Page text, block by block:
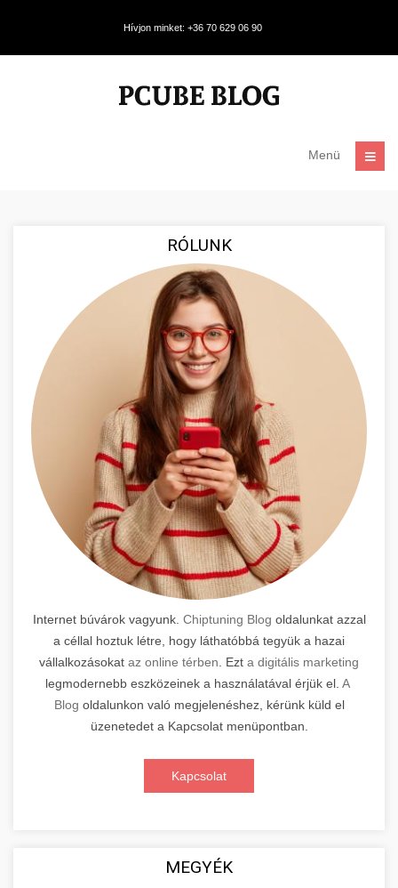
Hívjon minket: +36 70 629 06 90
Menü
RÓLUNK
Internet búvárok vagyunk. Chiptuning Blog oldalunkat azzal
a céllal hoztuk létre, hogy láthatóbbá tegyük a hazai
vállalkozásokat az online térben . Ezt a digitális marketing
legmodernebb eszközeinek a használatával érjük el. A
Blog oldalunkon való megjelenéshez, kérünk küld el
üzenetedet a Kapcsolat menüpontban.
Kapcsolat
MEGYÉK